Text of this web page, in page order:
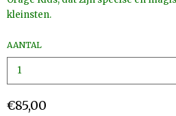
kleinsten.
AANTAL
€85,00